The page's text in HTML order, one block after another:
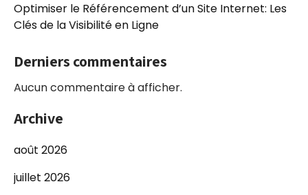
Optimiser le Référencement d’un Site Internet: Les
Clés de la Visibilité en Ligne
Derniers commentaires
Aucun commentaire à afficher.
Archive
août 2026
juillet 2026